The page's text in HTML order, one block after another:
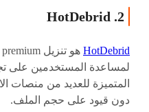
2. HotDebrid
HotDebrid
لمساعدة المستخدمين على
دون قيود على حجم الملف.